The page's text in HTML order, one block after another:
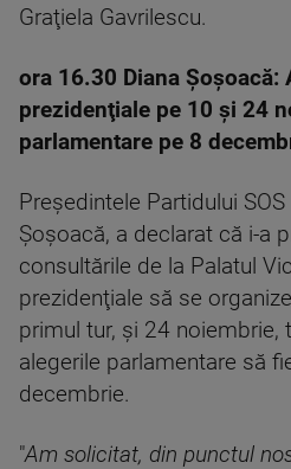
Graţiela Gavrilescu.
ora 16.30 Diana Şoşoacă:
prezidenţiale pe 10 şi 24
parlamentare pe 8
Preşedintele Partidului
Şoşoacă, a declarat că i-a
consultările de la Palatul
prezidenţiale să se
primul tur, şi 24 noiembrie,
alegerile parlamentare să
decembrie.
"Am solicitat, din punctul